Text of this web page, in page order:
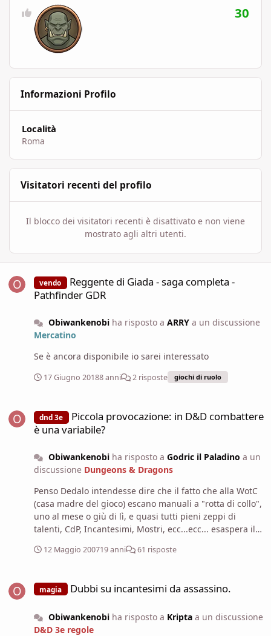
30
Informazioni Profilo
Località
Roma
Visitatori recenti del profilo
Il blocco dei visitatori recenti è disattivato e non viene
mostrato agli altri utenti.
vendo
Reggente di Giada - saga completa -
Pathfinder GDR
Obiwankenobiha risposto a ARRYa un discussione
Mercatino
Se è ancora disponibile io sarei interessato
17 Giugno 20188 anni 2 risposte giochi di ruolo
dnd 3e
Piccola provocazione: in D&D combattere
è una variabile?
Obiwankenobiha risposto a Godric il Paladino a un
discussione Dungeons & Dragons
Penso Dedalo intendesse dire che il fatto che alla WotC
(casa madre del gioco) escano manuali a "rotta di collo",
uno al mese o giù di lì, e quasi tutti pieni zeppi di
talenti, CdP, Incantesimi, Mostri, ecc...ecc... esaspera il
personaggio".
12 Maggio 200719 anni 61 risposte
magia Dubbi su incantesimi da assassino.
Obiwankenobiha risposto a Kriptaa un discussione
D&D 3e regole